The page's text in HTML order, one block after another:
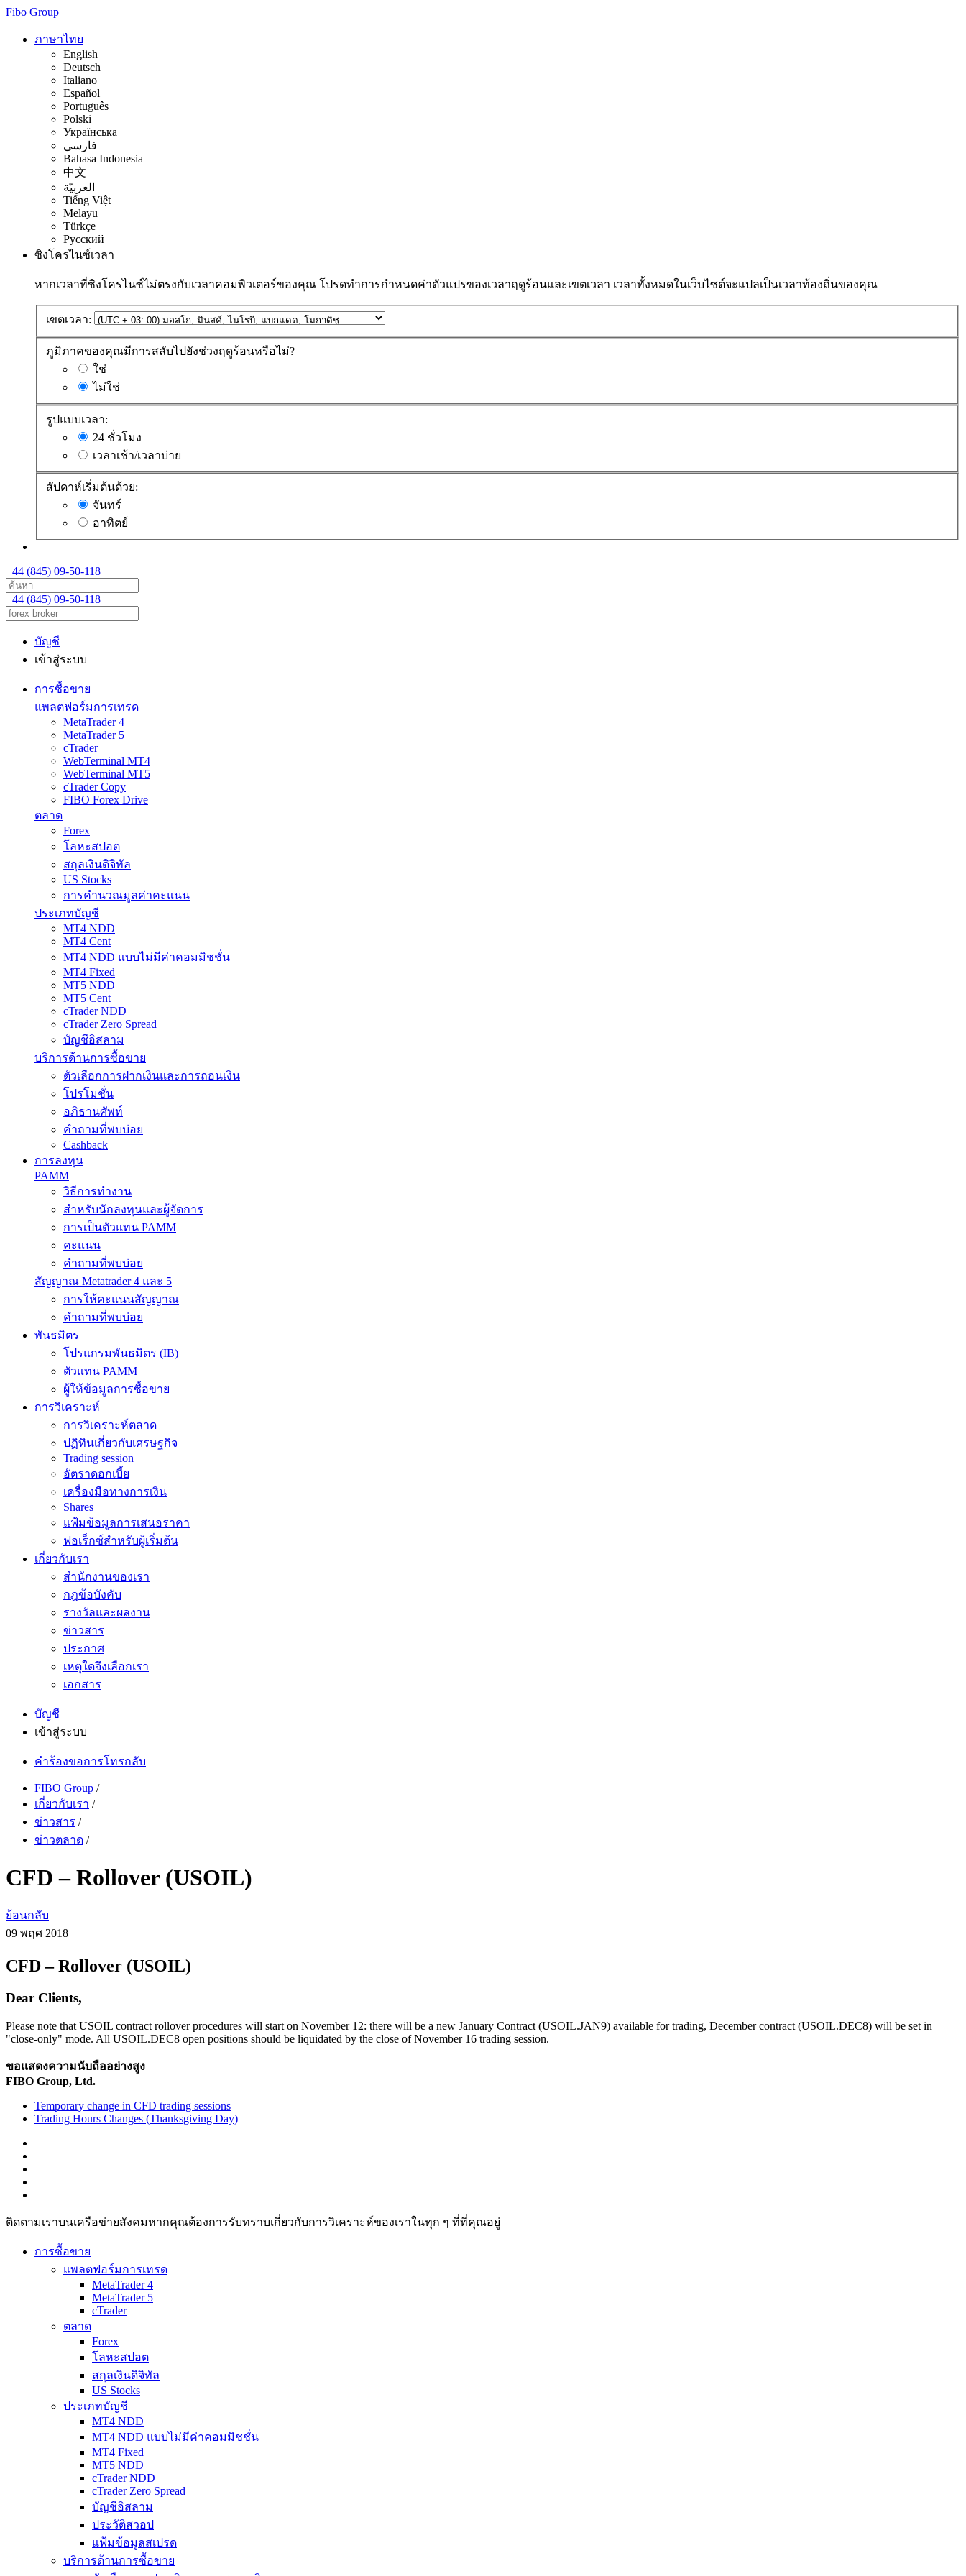
Fibo Group
ภาษาไทย
English
Deutsch
Italiano
Español
Português
Polski
Українська
فارسی
Bahasa Indonesia
中文
العربيّة
Tiếng Việt
Melayu
Türkçe
Русский
ซิงโครไนซ์เวลา
หากเวลาที่ซิงโครไนซ์ไม่ตรงกับเวลาคอมพิวเตอร์ของคุณ โปรดทำการกำหนดค่าตัวแปรของเวลาฤดูร้อนและเขตเวลา เวลาทั้งหมดในเว็บไซต์จะแปลเป็นเวลาท้องถิ่นของคุณ
เขตเวลา:
ภูมิภาคของคุณมีการสลับไปยังช่วงฤดูร้อนหรือไม่?
ใช่
ไม่ใช่
รูปแบบเวลา:
24 ชั่วโมง
เวลาเช้า/เวลาบ่าย
สัปดาห์เริ่มต้นด้วย:
จันทร์
อาทิตย์
+44 (845) 09-50-118
+44 (845) 09-50-118
บัญชี
เข้าสู่ระบบ
การซื้อขาย
แพลตฟอร์มการเทรด
MetaTrader 4
MetaTrader 5
cTrader
WebTerminal MT4
WebTerminal MT5
cTrader Copy
FIBO Forex Drive
ตลาด
Forex
โลหะสปอต
สกุลเงินดิจิทัล
US Stocks
การคำนวณมูลค่าคะแนน
ประเภทบัญชี
MT4 NDD
MT4 Cent
MT4 NDD แบบไม่มีค่าคอมมิชชั่น
MT4 Fixed
MT5 NDD
MT5 Cent
cTrader NDD
cTrader Zero Spread
บัญชีอิสลาม
บริการด้านการซื้อขาย
ตัวเลือกการฝากเงินและการถอนเงิน
โปรโมชั่น
อภิธานศัพท์
คำถามที่พบบ่อย
Cashback
การลงทุน
PAMM
วิธีการทำงาน
สำหรับนักลงทุนและผู้จัดการ
การเป็นตัวแทน PAMM
คะแนน
คำถามที่พบบ่อย
สัญญาณ Metatrader 4 และ 5
การให้คะแนนสัญญาณ
คำถามที่พบบ่อย
พันธมิตร
โปรแกรมพันธมิตร (IB)
ตัวแทน PAMM
ผู้ให้ข้อมูลการซื้อขาย
การวิเคราะห์
การวิเคราะห์ตลาด
ปฏิทินเกี่ยวกับเศรษฐกิจ
Trading session
อัตราดอกเบี้ย
เครื่องมือทางการเงิน
Shares
แฟ้มข้อมูลการเสนอราคา
ฟอเร็กซ์สำหรับผู้เริ่มต้น
เกี่ยวกับเรา
สำนักงานของเรา
กฎข้อบังคับ
รางวัลและผลงาน
ข่าวสาร
ประกาศ
เหตุใดจึงเลือกเรา
เอกสาร
บัญชี
เข้าสู่ระบบ
คำร้องขอการโทรกลับ
FIBO Group /
เกี่ยวกับเรา /
ข่าวสาร /
ข่าวตลาด /
CFD – Rollover (USOIL)
ย้อนกลับ
09 พฤศ 2018
CFD – Rollover (USOIL)
Dear Clients,
Please note that USOIL contract rollover procedures will start on November 12: there will be a new January Contract (USOIL.JAN9) available for trading, December contract (USOIL.DEC8) will be set in
"close-only" mode. All USOIL.DEC8 open positions should be liquidated by the close of November 16 trading session.
ขอแสดงความนับถืออย่างสูง
FIBO Group, Ltd.
Temporary change in CFD trading sessions
Trading Hours Changes (Thanksgiving Day)
ติดตามเราบนเครือข่ายสังคมหากคุณต้องการรับทราบเกี่ยวกับการวิเ­คราะห์ของเราในทุก ๆ ที่ที่คุณอยู่
การซื้อขาย
แพลตฟอร์มการเทรด
MetaTrader 4
MetaTrader 5
cTrader
ตลาด
Forex
โลหะสปอต
สกุลเงินดิจิทัล
US Stocks
ประเภทบัญชี
MT4 NDD
MT4 NDD แบบไม่มีค่าคอมมิชชั่น
MT4 Fixed
MT5 NDD
cTrader NDD
cTrader Zero Spread
บัญชีอิสลาม
ประวัติสวอป
แฟ้มข้อมูลสเปรด
บริการด้านการซื้อขาย